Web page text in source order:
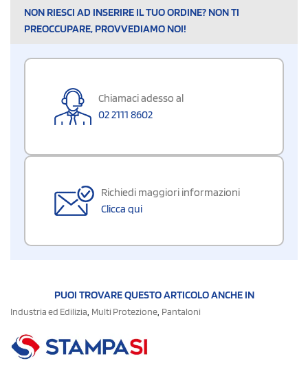
NON RIESCI AD INSERIRE IL TUO ORDINE? NON TI
PREOCCUPARE, PROVVEDIAMO NOI!
Chiamaci adesso al
02 2111 8602
Richiedi maggiori informazioni
Clicca qui
PUOI TROVARE QUESTO ARTICOLO ANCHE IN
Industria ed Edilizia, Multi Protezione, Pantaloni